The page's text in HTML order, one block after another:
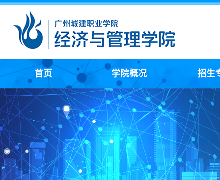
首页 学院概况
学院简介
领导介绍
机构设置
招生
市场
大数据
化妆
网络营销
现代物
全媒体广告
人力资